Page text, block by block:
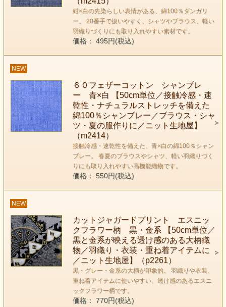
紺×白の先染らしい表情がある、綿100％ダンガリ
ー。 20番手で扱いやすく、シャツやブラウス、軽い
羽織りづくりにも取り入れやすい素材です。
価格： 495円(税込)
NEW
６０フェザーコットン シャンブレ
ー 青×白 【50cm単位／接触冷感・速
乾性・ナチュラルストレッチを備えた
綿100％シャンブレー／ブラウス・シャ
ツ・夏の服作りに／ニット生地屋】
（m2414）
接触冷感・速乾性を備えた、青×白の綿100％シャン
ブレー。 春夏のブラウスやシャツ、軽い羽織りづく
りにも取り入れやすい高機能織物です。
価格： 550円(税込)
NEW
カットジャガードプリント エスニッ
クフラワー柄 黒・金系 【50cm単位／
黒と金系が映える透け感のある大柄織
物／羽織り・衣装・重ね着アイテムに
／ニット生地屋】（p2261）
黒・グレー・金系の大柄が印象的。 羽織りや衣装、
重ね着アイテムに使いやすい、透け感のあるエスニ
ックフラワー柄です。
価格： 770円(税込)